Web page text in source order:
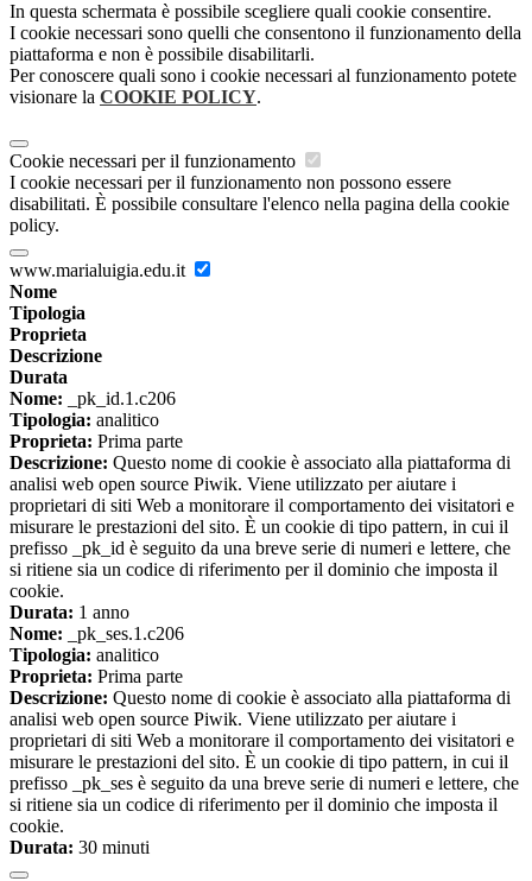
In questa schermata è possibile scegliere quali cookie consentire.
I cookie necessari sono quelli che consentono il funzionamento della
piattaforma e non è possibile disabilitarli.
Per conoscere quali sono i cookie necessari al funzionamento potete
visionare la COOKIE POLICY.
Cookie necessari per il funzionamento
I cookie necessari per il funzionamento non possono essere
disabilitati. È possibile consultare l'elenco nella pagina della cookie
policy.
www.marialuigia.edu.it
Nome
Tipologia
Proprieta
Descrizione
Durata
Nome: _pk_id.1.c206
Tipologia: analitico
Proprieta: Prima parte
Descrizione: Questo nome di cookie è associato alla piattaforma di
analisi web open source Piwik. Viene utilizzato per aiutare i
proprietari di siti Web a monitorare il comportamento dei visitatori e
misurare le prestazioni del sito. È un cookie di tipo pattern, in cui il
prefisso _pk_id è seguito da una breve serie di numeri e lettere, che
si ritiene sia un codice di riferimento per il dominio che imposta il
cookie.
Durata: 1 anno
Nome: _pk_ses.1.c206
Tipologia: analitico
Proprieta: Prima parte
Descrizione: Questo nome di cookie è associato alla piattaforma di
analisi web open source Piwik. Viene utilizzato per aiutare i
proprietari di siti Web a monitorare il comportamento dei visitatori e
misurare le prestazioni del sito. È un cookie di tipo pattern, in cui il
prefisso _pk_ses è seguito da una breve serie di numeri e lettere, che
si ritiene sia un codice di riferimento per il dominio che imposta il
cookie.
Durata: 30 minuti